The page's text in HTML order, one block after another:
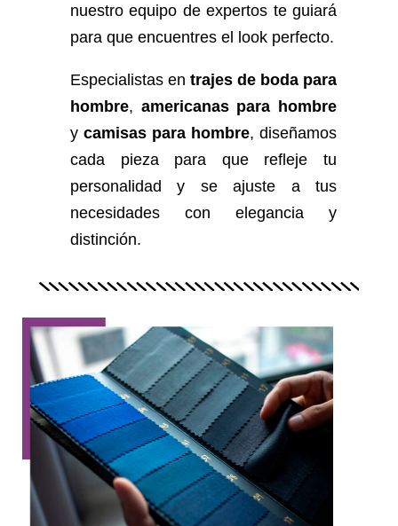
nuestro equipo de expertos te guiará
para que encuentres el look perfecto.
Especialistas en trajes de boda para
hombre, americanas para hombre
y camisas para hombre, diseñamos
cada pieza para que refleje tu
personalidad y se ajuste a tus
necesidades con elegancia y
distinción.